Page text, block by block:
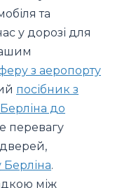
та
у дорозі для
з аеропорту
посібник з
до
перевагу
Берліна.
між